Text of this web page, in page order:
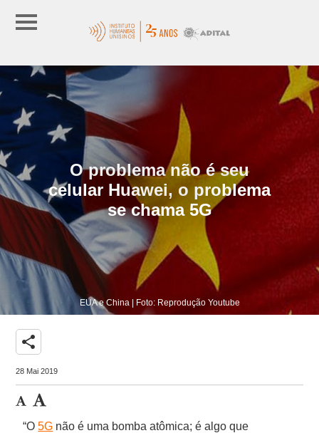
O problema não é seu
celular Huawei, o problema
se chama 5G
EUA e China | Foto: Reprodução Youtube
share
28 Mai 2019
“O5G não é uma bomba atômica; é algo que